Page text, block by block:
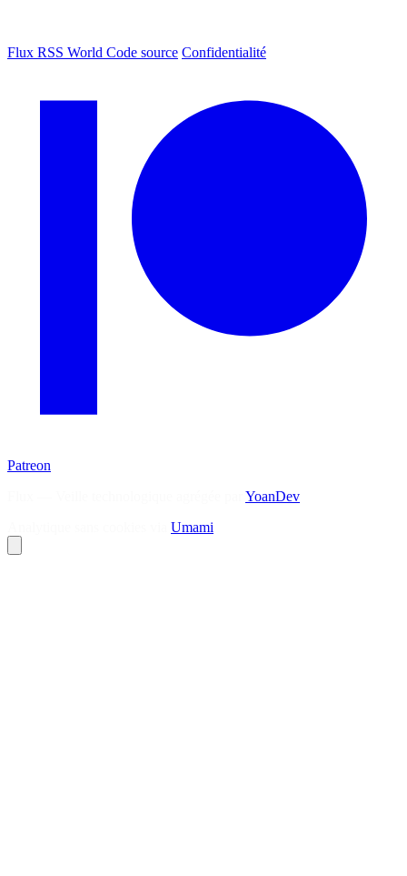
Flux RSS World Code source Confidentialité
Patreon
YoanDev
Umami